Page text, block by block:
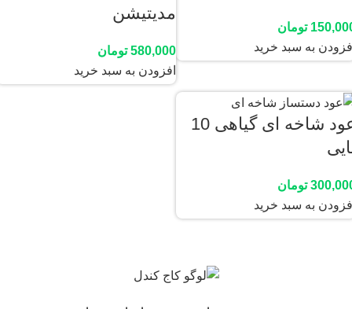
تومان
به سبد خرید
مدیتیشن
580,000 تومان
افزودن به سبد خرید
عود شاخه ای گیاهی 10
تومان
به سبد خرید